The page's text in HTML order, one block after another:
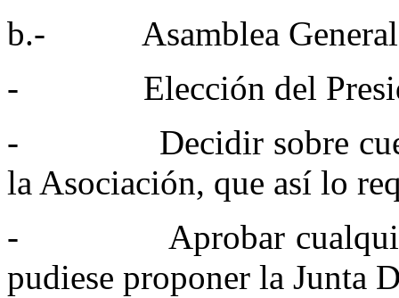
b.- Asamblea General
- Elección del
- Decidir sobre
la Asociación, que así lo
- Aprobar cualquier
pudiese proponer la Junta